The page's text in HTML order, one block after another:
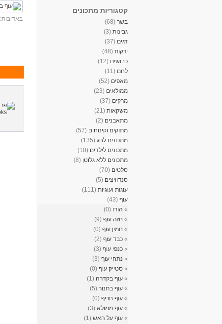
קטגוריות מתכונים
בשר (68)
גבינות (3)
דגים (37)
ירקות (48)
כבושים (12)
לחם (11)
מאפים (52)
ממולאים (23)
מרקים (37)
משקאות (21)
מתאבנים (2)
מתוקים וקינוחים (57)
מתכונים לחג (135)
מתכונים לילדים (10)
מתכונים ללא גלוטן (8)
סלטים (70)
סנדוויצים (5)
עוגות ועוגיות (111)
עוף (43)
» הודו (0)
» חזה עוף (9)
» חמין עוף (0)
» כבד עוף (2)
» כנפי עוף (3)
» נתחי עוף (3)
» סטייק עוף (0)
» עוף בקדרה (1)
» עוף בתנור (5)
» עוף חריף (0)
» עוף ממולא (3)
» עוף על האש (1)
באדיבות: